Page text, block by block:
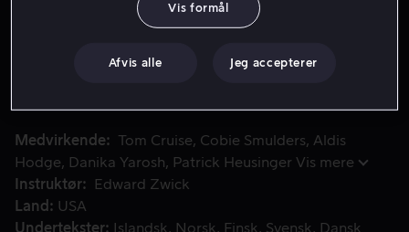
Da major Susan Turner bliver beskyldt for forræderi,
Da major Susan Turner bliver beskyldt for forræderi,
regeringssammensværgelse. Sammen risikerer de alt for
Medvirkende Tom Cruise Cobie Smulders
Aldis
Hodge
Danika Yarosh Patrick Heusinger Vis mere
Instruktør
Edward Zwick
Land
USA
Undertekster
Islandsk Norsk Finsk Svensk Dansk
Vis formål
Afvis alle Jeg accepterer